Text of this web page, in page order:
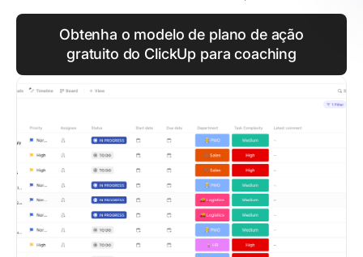
Obtenha o modelo de plano de ação
gratuito do ClickUp para coaching